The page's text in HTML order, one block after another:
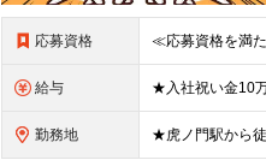
応募資格
給与
勤務地